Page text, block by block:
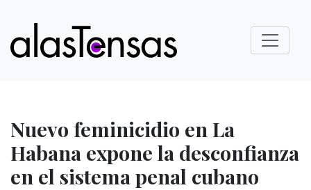
Nuevo feminicidio en La
Habana expone la desconfianza
en el sistema penal cubano